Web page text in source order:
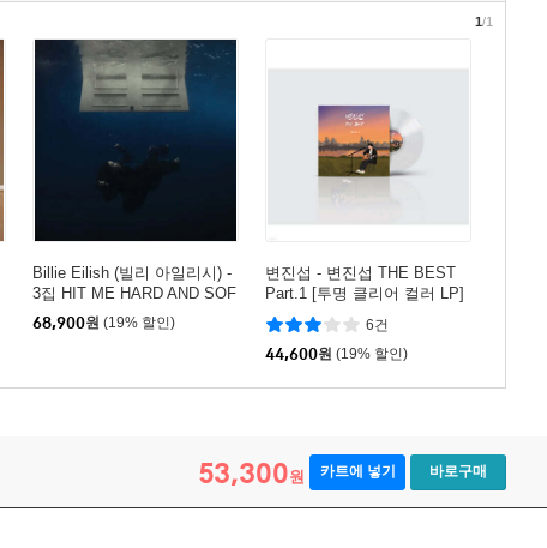
Billie Eilish (빌리 아일리시) -
3집 HIT ME HARD AND SOF
T [LP]
68,900원 (19% 할인)
변진섭 - 변진섭 THE BEST
Part.1 [투명 클리어 컬러 LP]
6건
44,600원 (19% 할인)
1/1
53,300원 카트에 넣기 바로구매